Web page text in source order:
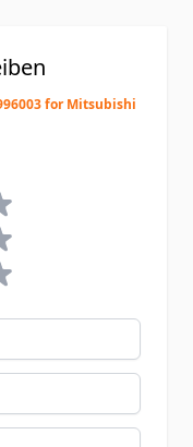
for Mitsubishi